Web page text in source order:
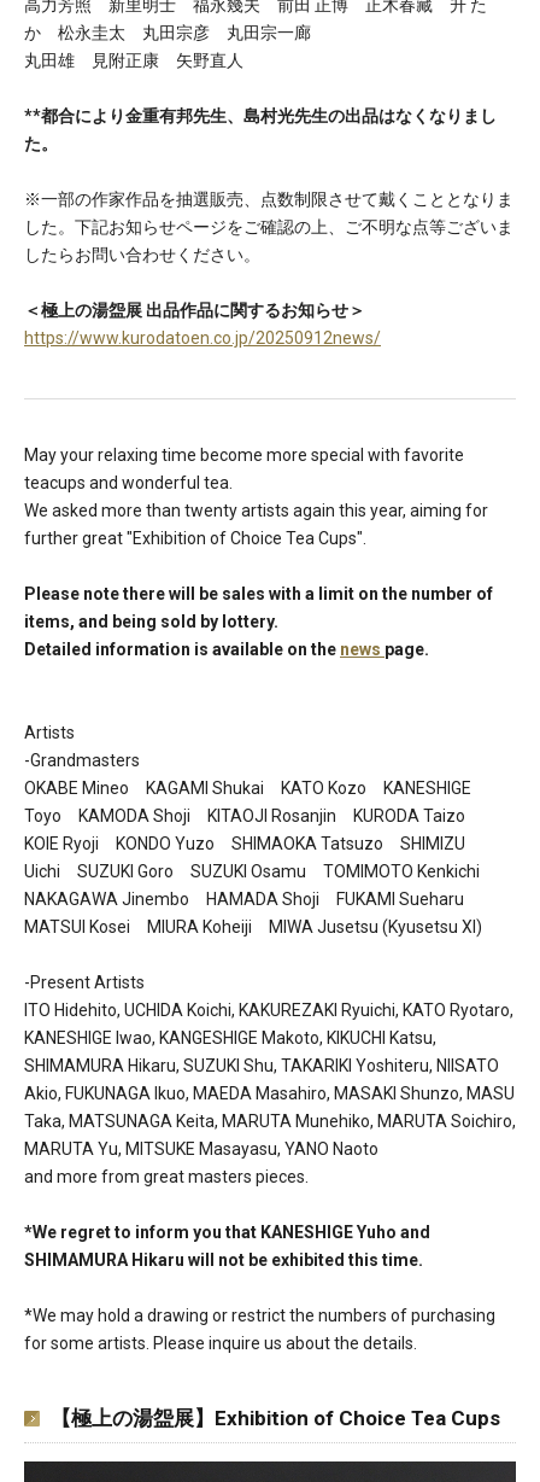
高力芳照 新里明士 福永幾夫 前田 正博 正木春藏 升 た
か 松永圭太 丸田宗彦 丸田宗一廊
丸田雄 見附正康 矢野直人
**都合により金重有邦先生、島村光先生の出品はなくなりまし
た。
※一部の作家作品を抽選販売、点数制限させて戴くこととなりま
した。下記お知らせページをご確認の上、ご不明な点等ございま
したらお問い合わせください。
＜極上の湯盌展 出品作品に関するお知らせ＞
https://www.kurodatoen.co.jp/20250912news/
May your relaxing time become more special with favorite
teacups and wonderful tea.
We asked more than twenty artists again this year, aiming for
further great "Exhibition of Choice Tea Cups".
Please note there will be sales with a limit on the number of
items, and being sold by lottery.
Detailed information is available on the news page.
Artists
-Grandmasters
OKABE Mineo KAGAMI Shukai KATO Kozo KANESHIGE
Toyo KAMODA Shoji KITAOJI Rosanjin KURODA Taizo
KOIE Ryoji KONDO Yuzo SHIMAOKA Tatsuzo SHIMIZU
Uichi SUZUKI Goro SUZUKI Osamu TOMIMOTO Kenkichi
NAKAGAWA Jinembo HAMADA Shoji FUKAMI Sueharu
MATSUI Kosei MIURA Koheiji MIWA Jusetsu (Kyusetsu XI)
-Present Artists
ITO Hidehito, UCHIDA Koichi, KAKUREZAKI Ryuichi, KATO Ryotaro,
KANESHIGE Iwao, KANGESHIGE Makoto, KIKUCHI Katsu,
SHIMAMURA Hikaru, SUZUKI Shu, TAKARIKI Yoshiteru, NIISATO
Akio, FUKUNAGA Ikuo, MAEDA Masahiro, MASAKI Shunzo, MASU
Taka, MATSUNAGA Keita, MARUTA Munehiko, MARUTA Soichiro,
MARUTA Yu, MITSUKE Masayasu, YANO Naoto
and more from great masters pieces.
*We regret to inform you that KANESHIGE Yuho and
SHIMAMURA Hikaru will not be exhibited this time.
*We may hold a drawing or restrict the numbers of purchasing
for some artists. Please inquire us about the details.
【極上の湯盌展】Exhibition of Choice Tea Cups